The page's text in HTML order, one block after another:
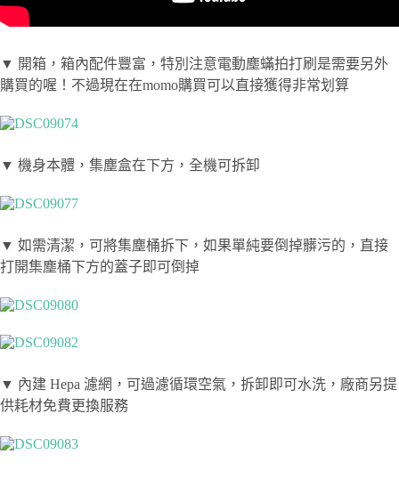
▼ 開箱，箱內配件豐富，特別注意電動塵蟎拍打刷是需要另外
購買的喔！不過現在在momo購買可以直接獲得非常划算
▼ 機身本體，集塵盒在下方，全機可拆卸
▼ 如需清潔，可將集塵桶拆下，如果單純要倒掉髒污的，直接
打開集塵桶下方的蓋子即可倒掉
▼ 內建 Hepa 濾網，可過濾循環空氣，拆卸即可水洗，廠商另提
供耗材免費更換服務